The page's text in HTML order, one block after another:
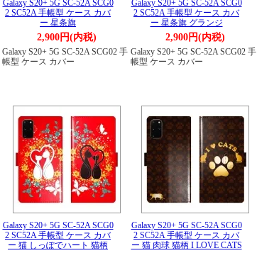
Galaxy S20+ 5G SC-52A SCG0
2 SC52A 手帳型 ケース カバ
ー 星条旗
2,900円(内税)
Galaxy S20+ 5G SC-52A SCG02 手
帳型 ケース カバー
Galaxy S20+ 5G SC-52A SCG0
2 SC52A 手帳型 ケース カバ
ー 星条旗 グランジ
2,900円(内税)
Galaxy S20+ 5G SC-52A SCG02 手
帳型 ケース カバー
Galaxy S20+ 5G SC-52A SCG0
2 SC52A 手帳型 ケース カバ
ー 猫 しっぽでハート 猫柄
Galaxy S20+ 5G SC-52A SCG0
2 SC52A 手帳型 ケース カバ
ー 猫 肉球 猫柄 I LOVE CATS